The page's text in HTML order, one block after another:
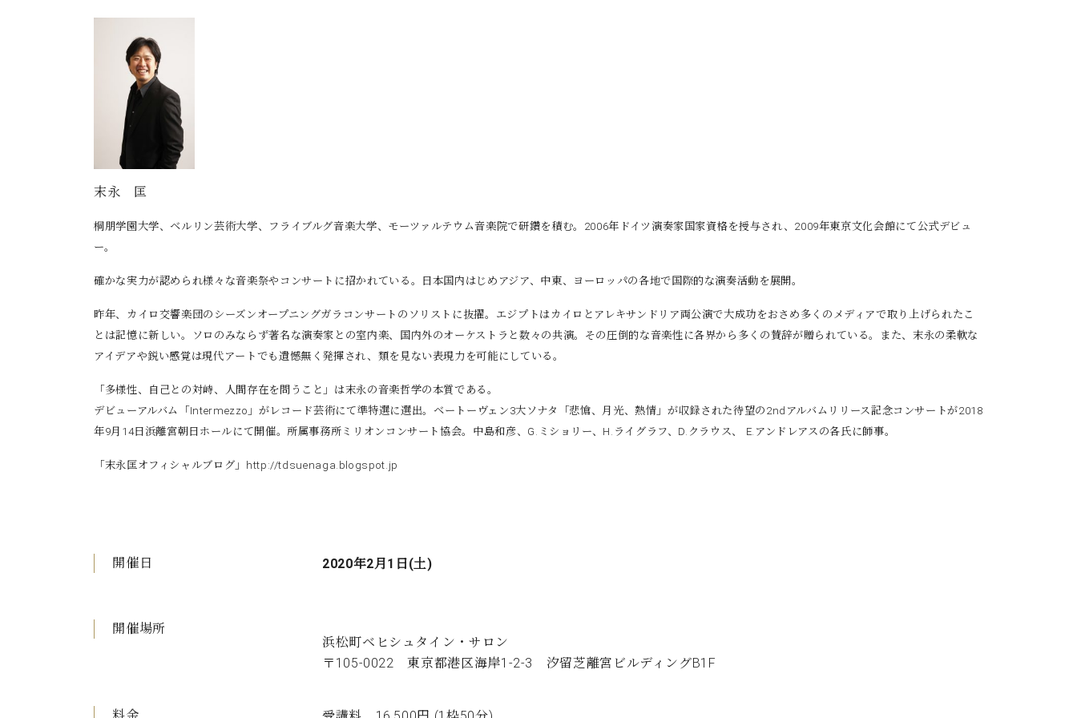
末永 匡
桐朋学園大学、ベルリン芸術大学、フライブルグ音楽大学、モーツァルテウム音楽院で研鑽を積む。2006年ドイツ演奏家国家資格を授与され、 2009年東京文化会館にて公式デビュ
ー。
確かな実力が認められ様々な音楽祭やコンサートに招かれている。日本国内はじめアジア、中東、ヨーロッ パの各地で国際的な演奏活動を展開。
昨年、カイロ交響楽団のシーズンオープニングガラコンサートのソリストに抜擢。エジプトはカイロとアレ キサンドリア両公演で大成功をおさめ多くのメディアで取り上げられたこ
とは記憶に新しい。ソロのみならず著名な演奏家との室内楽、国内外のオーケストラと数々の共演。その圧倒的な音楽性に各界から多くの賛辞が贈られている。また、末永の柔軟な
アイデアや鋭い感覚は現代アートでも遺憾無く発揮され、類を見ない表現力を可能にしている。
「多様性、自己との対峙、人間存在を問うこと」は末永の音楽哲学の本質である。
デビューアルバム「Intermezzo」がレコード芸術にて準特選に選出。ベートーヴェン3大ソナタ「悲愴、月光、熱情」が収録された待望の2ndアルバムリリース記念コンサートが2018
年9月14日浜離宮朝日ホールにて開催。所属事務所ミリオンコンサート協会。中島和彦、G.ミショ リー、H.ライグラフ、D.クラウス、 E.アンドレアスの各氏に師事。
「末永匡オフィシャルブログ」 http://tdsuenaga.blogspot.jp
開催日 2020年2月1日(土)
開催場所
浜松町ベヒシュタイン・サロン
〒105-0022 東京都港区海岸1-2-3 汐留芝離宮ビルディングB1F